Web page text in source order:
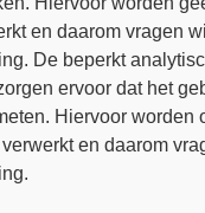
en daarom vragen
De beperkt
ervoor dat het
Hiervoor worden
en daarom